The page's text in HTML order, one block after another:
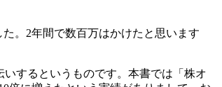
。2年間で数百万はかけたと思います
するというものです。本書では「株オ